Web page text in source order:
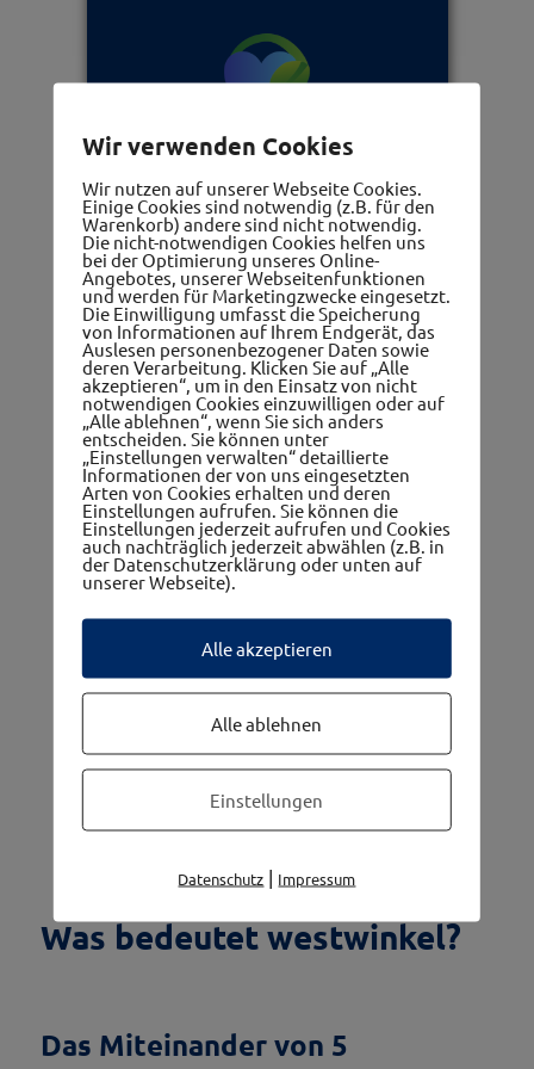
Frauennetzwerk
Die 5 Gemeinden im westwinkel
Was bedeutet westwinkel?
Das Miteinander von 5
Wir verwenden Cookies
Wir nutzen auf unserer Webseite Cookies.
Einige Cookies sind notwendig (z.B. für den
Warenkorb) andere sind nicht notwendig.
Die nicht-notwendigen Cookies helfen uns
bei der Optimierung unseres Online-
Angebotes, unserer Webseitenfunktionen
und werden für Marketingzwecke eingesetzt.
Die Einwilligung umfasst die Speicherung
von Informationen auf Ihrem Endgerät, das
Auslesen personenbezogener Daten sowie
deren Verarbeitung. Klicken Sie auf „Alle
akzeptieren“, um in den Einsatz von nicht
notwendigen Cookies einzuwilligen oder auf
„Alle ablehnen“, wenn Sie sich anders
entscheiden. Sie können unter
„Einstellungen verwalten“ detaillierte
Informationen der von uns eingesetzten
Arten von Cookies erhalten und deren
Einstellungen aufrufen. Sie können die
Einstellungen jederzeit aufrufen und Cookies
auch nachträglich jederzeit abwählen (z.B. in
der Datenschutzerklärung oder unten auf
unserer Webseite).
Alle akzeptieren
Alle ablehnen
Einstellungen
Datenschutz | Impressum